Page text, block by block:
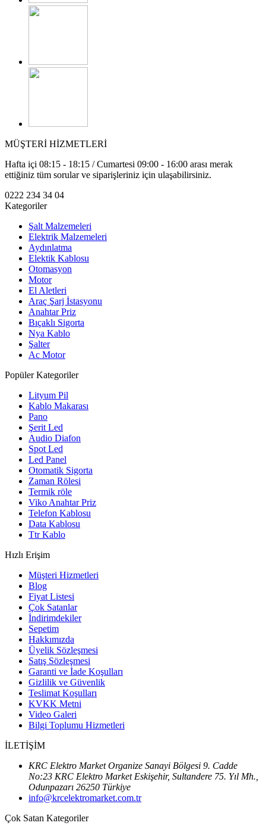
MÜŞTERİ HİZMETLERİ
Hafta içi 08:15 - 18:15 / Cumartesi 09:00 - 16:00 arası merak
ettiğiniz tüm sorular ve siparişleriniz için ulaşabilirsiniz.
0222 234 34 04
Kategoriler
Şalt Malzemeleri
Elektrik Malzemeleri
Aydınlatma
Elektik Kablosu
Otomasyon
Motor
El Aletleri
Araç Şarj İstasyonu
Anahtar Priz
Bıçaklı Sigorta
Nya Kablo
Şalter
Ac Motor
Popüler Kategoriler
Lityum Pil
Kablo Makarası
Pano
Şerit Led
Audio Diafon
Spot Led
Led Panel
Otomatik Sigorta
Zaman Rölesi
Termik röle
Viko Anahtar Priz
Telefon Kablosu
Data Kablosu
Ttr Kablo
Hızlı Erişim
Müşteri Hizmetleri
Blog
Fiyat Listesi
Çok Satanlar
İndirimdekiler
Sepetim
Hakkımızda
Üyelik Sözleşmesi
Satış Sözleşmesi
Garanti ve İade Koşulları
Gizlilik ve Güvenlik
Teslimat Koşulları
KVKK Metni
Video Galeri
Bilgi Toplumu Hizmetleri
İLETİŞİM
KRC Elektro Market Organize Sanayi Bölgesi 9. Cadde
No:23 KRC Elektro Market Eskişehir, Sultandere 75. Yıl Mh.,
Odunpazarı 26250 Türkiye
info@krcelektromarket.com.tr
Çok Satan Kategoriler